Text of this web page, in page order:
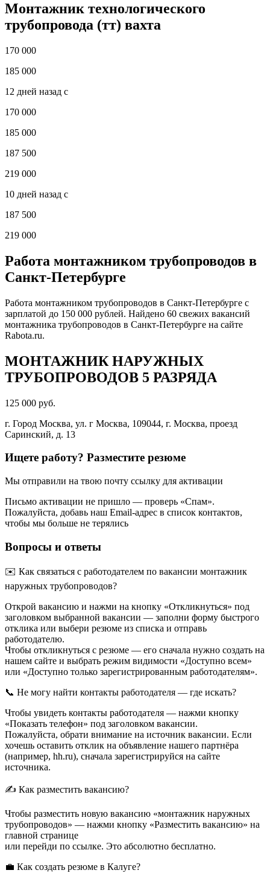
Монтажник технологического
трубопровода (тт) вахта
170 000
185 000
12 дней назад с
170 000
185 000
187 500
219 000
10 дней назад с
187 500
219 000
Работа монтажником трубопроводов в
Санкт-Петербурге
Работа монтажником трубопроводов в Санкт-Петербурге с
зарплатой до 150 000 рублей. Найдено 60 свежих вакансий
монтажника трубопроводов в Санкт-Петербурге на сайте
Rabota.ru.
МОНТАЖНИК НАРУЖНЫХ
ТРУБОПРОВОДОВ 5 РАЗРЯДА
125 000 руб.
г. Город Москва, ул. г Москва, 109044, г. Москва, проезд
Саринский, д. 13
Ищете работу? Разместите резюме
Мы отправили на твою почту ссылку для активации
Письмо активации не пришло — проверь «Спам».
Пожалуйста, добавь наш Email-адрес в список контактов,
чтобы мы больше не терялись
Вопросы и ответы
✉️ Как связаться с работодателем по вакансии монтажник
наружных трубопроводов?
Открой вакансию и нажми на кнопку «Откликнуться» под
заголовком выбранной вакансии — заполни форму быстрого
отклика или выбери резюме из списка и отправь
работодателю.
Чтобы откликнуться с резюме — его сначала нужно создать на
нашем сайте и выбрать режим видимости «Доступно всем»
или «Доступно только зарегистрированным работодателям».
📞 Не могу найти контакты работодателя — где искать?
Чтобы увидеть контакты работодателя — нажми кнопку
«Показать телефон» под заголовком вакансии.
Пожалуйста, обрати внимание на источник вакансии. Если
хочешь оставить отклик на объявление нашего партнёра
(например, hh.ru), сначала зарегистрируйся на сайте
источника.
✍ Как разместить вакансию?
Чтобы разместить новую вакансию «монтажник наружных
трубопроводов» — нажми кнопку «Разместить вакансию» на
главной странице
или перейди по ссылке. Это абсолютно бесплатно.
💼 Как создать резюме в Калуге?